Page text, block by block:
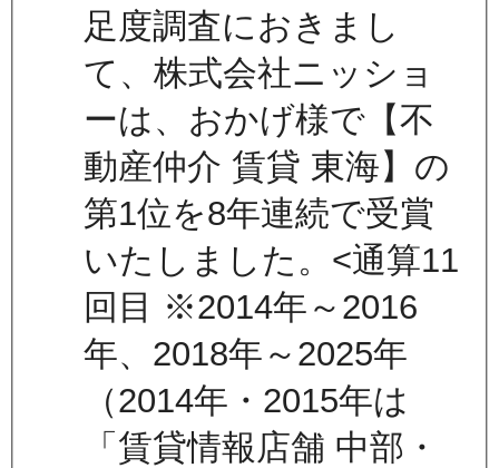
足度調査におきまし
て、株式会社ニッショ
ーは、おかげ様で【不
動産仲介 賃貸 東海】の
第1位を8年連続で受賞
いたしました。<通算11
回目 ※2014年～2016
年、2018年～2025年
（2014年・2015年は
「賃貸情報店舗 中部・